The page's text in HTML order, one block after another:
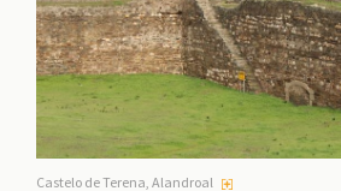
Castelo de Terena, Alandroal